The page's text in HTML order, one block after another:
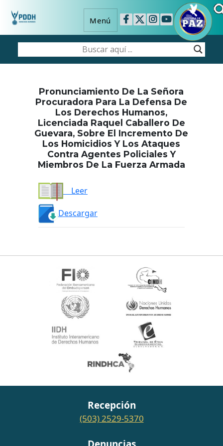
Menú
Pronunciamiento De La Señora
Procuradora Para La Defensa De
Los Derechos Humanos,
Licenciada Raquel Caballero De
Guevara, Sobre El Incremento De
Los Homicidios Y Los Ataques
Contra Agentes Policiales Y
Miembros De La Fuerza Armada
Leer
Descargar
Recepción
(503) 2529-5370